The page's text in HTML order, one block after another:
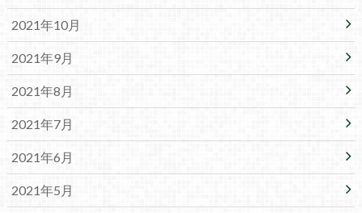
2021年10月
2021年9月
2021年8月
2021年7月
2021年6月
2021年5月